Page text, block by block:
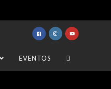
EVENTOS